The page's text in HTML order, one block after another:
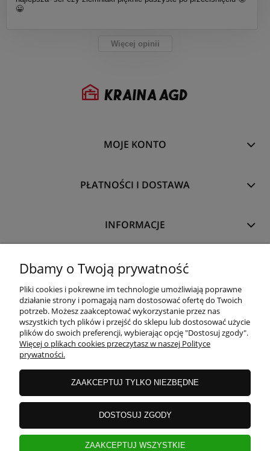
😀
Więcej opinii
MOJE KONTO
PŁATNOŚCI I DOSTAWA
INFORMACJE
O NAS
Dbamy o Twoją prywatność
Pliki cookies i pokrewne im technologie umożliwiają poprawne
działanie strony i pomagają nam dostosować ofertę do Twoich
potrzeb. Możesz zaakceptować wykorzystanie przez nas
wszystkich tych plików i przejść do sklepu lub dostosować użycie
plików do swoich preferencji, wybierając opcję "Dostosuj zgody".
Więcej o plikach cookies przeczytasz w naszej Polityce
prywatności.
ZAAKCEPTUJ TYLKO NIEZBĘDNE
DOSTOSUJ ZGODY
ZAAKCEPTUJ WSZYSTKIE